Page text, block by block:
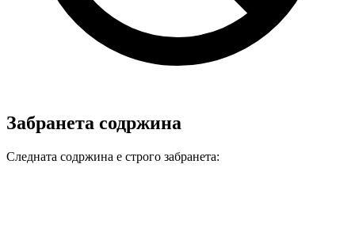
Забранета содржина
Следната содржина е строго забранета: